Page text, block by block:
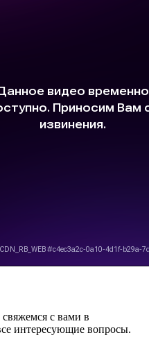
с вами в
интересующие вопросы.